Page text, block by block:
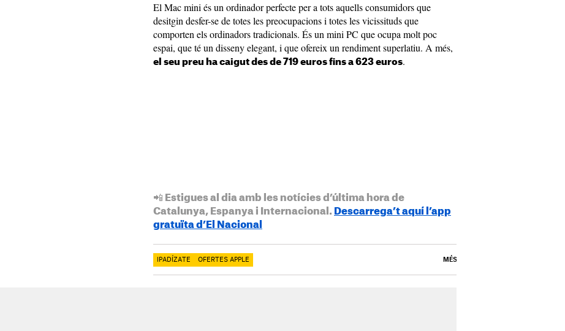
El Mac mini és un ordinador perfecte per a tots aquells consumidors que
desitgin desfer-se de totes les preocupacions i totes les vicissituds que
comporten els ordinadors tradicionals. És un mini PC que ocupa molt poc
espai, que té un disseny elegant, i que ofereix un rendiment superlatiu. A més,
el seu preu ha caigut des de 719 euros fins a 623 euros.
📲 Estigues al dia amb les notícies d’última hora de
Catalunya, Espanya i Internacional. Descarrega’t aquí l’app
gratuïta d’El Nacional
IPADÍZATE OFERTES APPLE MÉS